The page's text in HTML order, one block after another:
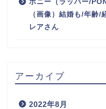
ポニー（ラッパー/
（画像）結婚も/年齢
レアさん
アーカイブ
2022年8月